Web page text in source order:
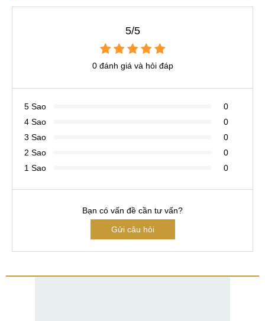
5/5
0 đánh giá và hỏi đáp
5 Sao
0
4 Sao
0
3 Sao
0
2 Sao
0
1 Sao
0
Bạn có vấn đề cần tư vấn?
Gửi câu hỏi